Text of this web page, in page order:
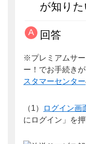
が知りた
回答
※プレミアムサ
ー！でお手続き
スタマーセンター
（1） ログイン画
にログイン」を